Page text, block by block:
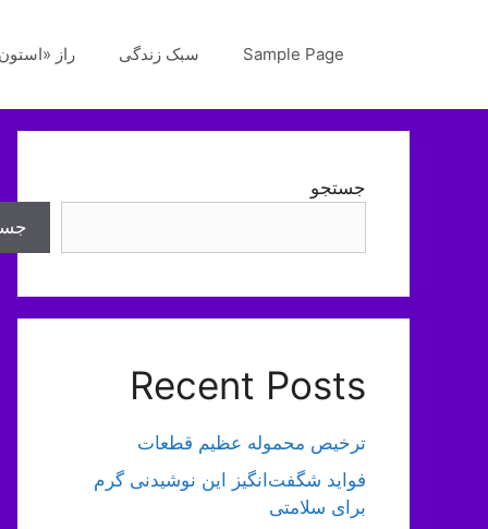
Sample Page سبک زندگی راز
جستجو
Recent Posts
ترخیص محموله عظیم قطعات
فواید شگفت‌انگیز این نوشیدنی گرم
برای سلامتی